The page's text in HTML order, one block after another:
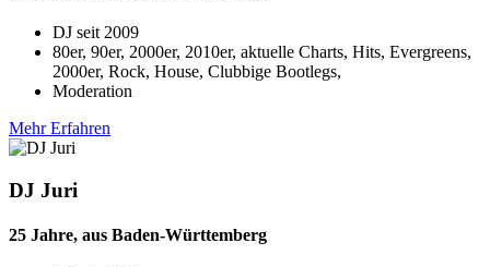
DJ seit 2009
80er, 90er, 2000er, 2010er, aktuelle Charts, Hits, Evergreens,
2000er, Rock, House, Clubbige Bootlegs,
Moderation
Mehr Erfahren
DJ Juri
25 Jahre, aus Baden-Württemberg